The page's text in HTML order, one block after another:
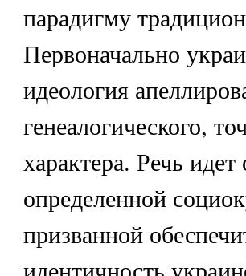
парадигму
Первоначально
идеология
генеалогического,
характера. Речь
определенной
призванной